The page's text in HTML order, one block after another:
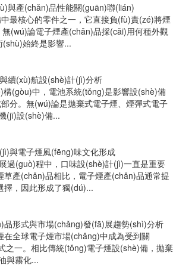
與產(chǎn)品性能關(guān)聯(lián)
最核心的零件之一，它直接負(fù)責(zé)將煙
(wú)論電子煙產(chǎn)品採(cǎi)用何種外觀
始終是影響...
續(xù)航設(shè)計(jì)分析
(gòu)中，電池系統(tǒng)是影響設(shè)備
分。無(wú)論是拋棄式電子煙、煙彈式電子
(jī)設(shè)備...
與電子煙風(fēng)味文化形成
過(guò)程中，口味設(shè)計(jì)一直是重要
草產(chǎn)品相比，電子煙產(chǎn)品通常提
，因此形成了獨(dú)...
品形式與市場(chǎng)發(fā)展趨勢(shì)分析
全球電子煙市場(chǎng)中成為受到關
之一。相比傳統(tǒng)電子煙設(shè)備，拋棄
與霧化...